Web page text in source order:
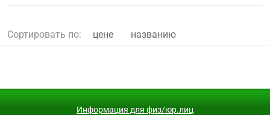
Сортировать по: цене названию
Информация для физ/юр.лиц